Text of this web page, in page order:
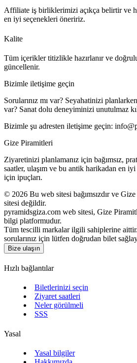
Affiliate iş birliklerimizi açıkça belirtir ve
en iyi seçenekleri öneririz.
Kalite
Tüm içerikler titizlikle hazırlanır ve
güncellenir.
Bizimle iletişime geçin
Sorularınız mı var? Seyahatinizi
var? Sanat dolu deneyiminizi unutulmaz
Bizimle şu adresten iletişime geçin:
Gize Piramitleri
Ziyaretinizi planlamanız için bağımsız,
saatler, ulaşım ve bu antik harikadan en
için ipuçları.
© 2026 Bu web sitesi bağımsızdır ve
sitesi değildir.
pyramidsgiza.com web sitesi, Gize
bilgi platformudur.
Tüm tescilli markalar ilgili sahiplerine
sorularınız için lütfen doğrudan bilet
Bize ulaşın
Hızlı bağlantılar
Biletlerinizi seçin
Ziyaret saatleri
Neler görülmeli
SSS
Yasal
Yasal bilgiler